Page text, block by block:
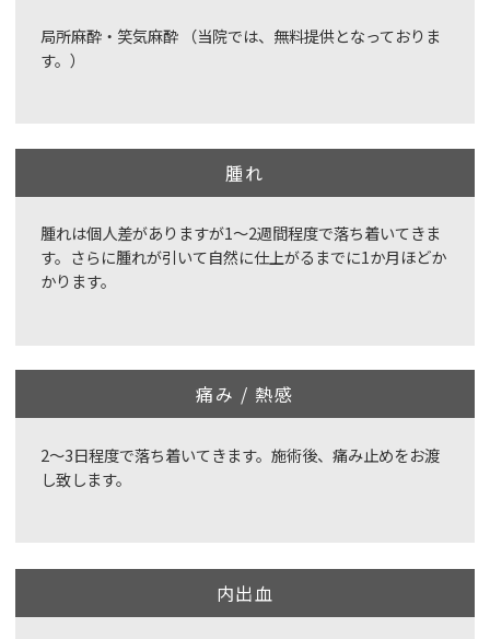
局所麻酔・笑気麻酔 （当院では、無料提供となっておりま
す。）
腫れ
腫れは個人差がありますが1～2週間程度で落ち着いてきま
す。さらに腫れが引いて自然に仕上がるまでに1か月ほどか
かります。
痛み / 熱感
2〜3日程度で落ち着いてきます。施術後、痛み止めをお渡
し致します。
内出血